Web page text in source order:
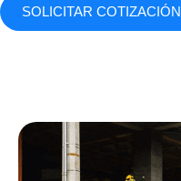
SOLICITAR COTIZACIÓN